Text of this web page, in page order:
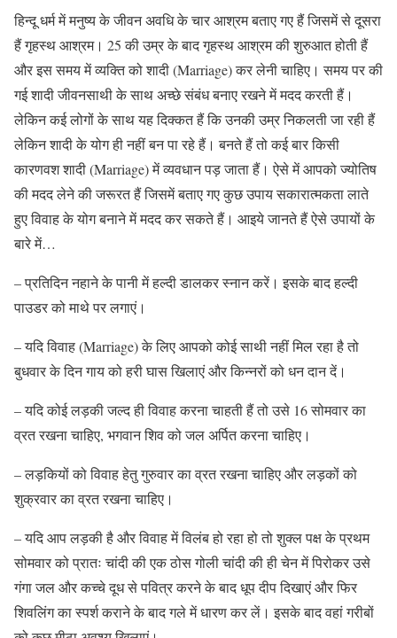
हिन्दू धर्म में मनुष्य के जीवन अवधि के चार आश्रम बताए गए हैं जिसमें से दूसरा
हैं गृहस्थ आश्रम। 25 की उम्र के बाद गृहस्थ आश्रम की शुरुआत होती हैं
और इस समय में व्यक्ति को शादी (Marriage) कर लेनी चाहिए। समय पर की
गई शादी जीवनसाथी के साथ अच्छे संबंध बनाए रखने में मदद करती हैं।
लेकिन कई लोगों के साथ यह दिक्कत हैं कि उनकी उम्र निकलती जा रही हैं
लेकिन शादी के योग ही नहीं बन पा रहे हैं। बनते हैं तो कई बार किसी
कारणवश शादी (Marriage) में व्यवधान पड़ जाता हैं। ऐसे में आपको ज्योतिष
की मदद लेने की जरूरत हैं जिसमें बताए गए कुछ उपाय सकारात्मकता लाते
हुए विवाह के योग बनाने में मदद कर सकते हैं। आइये जानते हैं ऐसे उपायों के
बारे में…
– प्रतिदिन नहाने के पानी में हल्दी डालकर स्नान करें। इसके बाद हल्दी
पाउडर को माथे पर लगाएं।
– यदि विवाह (Marriage) के लिए आपको कोई साथी नहीं मिल रहा है तो
बुधवार के दिन गाय को हरी घास खिलाएं और किन्नरों को धन दान दें।
– यदि कोई लड़की जल्द ही विवाह करना चाहती हैं तो उसे 16 सोमवार का
व्रत रखना चाहिए, भगवान शिव को जल अर्पित करना चाहिए।
– लड़कियों को विवाह हेतु गुरुवार का व्रत रखना चाहिए और लड़कों को
शुक्रवार का व्रत रखना चाहिए।
– यदि आप लड़की है और विवाह में विलंब हो रहा हो तो शुक्ल पक्ष के प्रथम
सोमवार को प्रातः चांदी की एक ठोस गोली चांदी की ही चेन में पिरोकर उसे
गंगा जल और कच्चे दूध से पवित्र करने के बाद धूप दीप दिखाएं और ‍‍फिर
शिवलिंग का स्पर्श कराने के बाद गले में धारण कर लें। इसके बाद वहां गरीबों